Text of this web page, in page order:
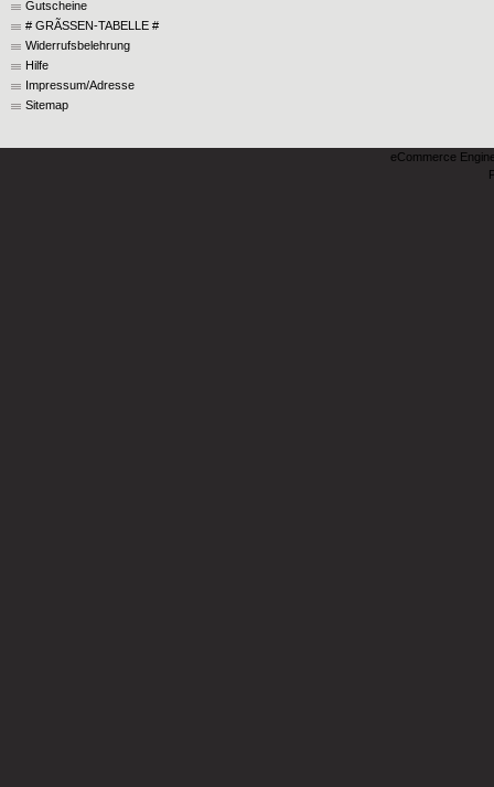
Gutscheine
# GRÃSSEN-TABELLE #
Widerrufsbelehrung
Hilfe
Impressum/Adresse
Sitemap
eCommerce